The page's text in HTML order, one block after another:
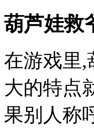
葫芦娃救
在游戏里,
大的特点
果别人称